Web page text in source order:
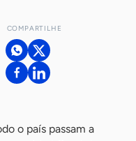
COMPARTILHE
o país passam a